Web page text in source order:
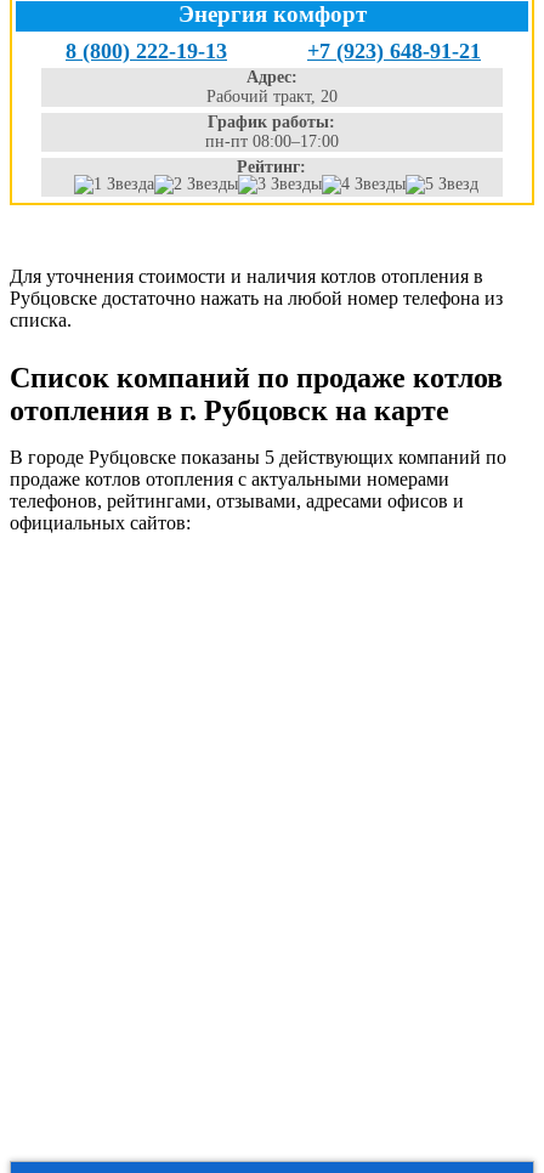
Энергия комфорт
8 (800) 222-19-13 +7 (923) 648-91-21
Адрес:
Рабочий тракт, 20
График работы:
пн-пт 08:00–17:00
Рейтинг:
Для уточнения стоимости и наличия котлов отопления в
Рубцовске достаточно нажать на любой номер телефона из
списка.
Список компаний по продаже котлов
отопления в г. Рубцовск на карте
В городе Рубцовске показаны 5 действующих компаний по
продаже котлов отопления с актуальными номерами
телефонов, рейтингами, отзывами, адресами офисов и
официальных сайтов: